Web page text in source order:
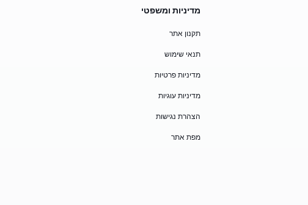
מדיניות ומשפטי
תקנון אתר
תנאי שימוש
מדיניות פרטיות
מדיניות עוגיות
הצהרת נגישות
מפת אתר